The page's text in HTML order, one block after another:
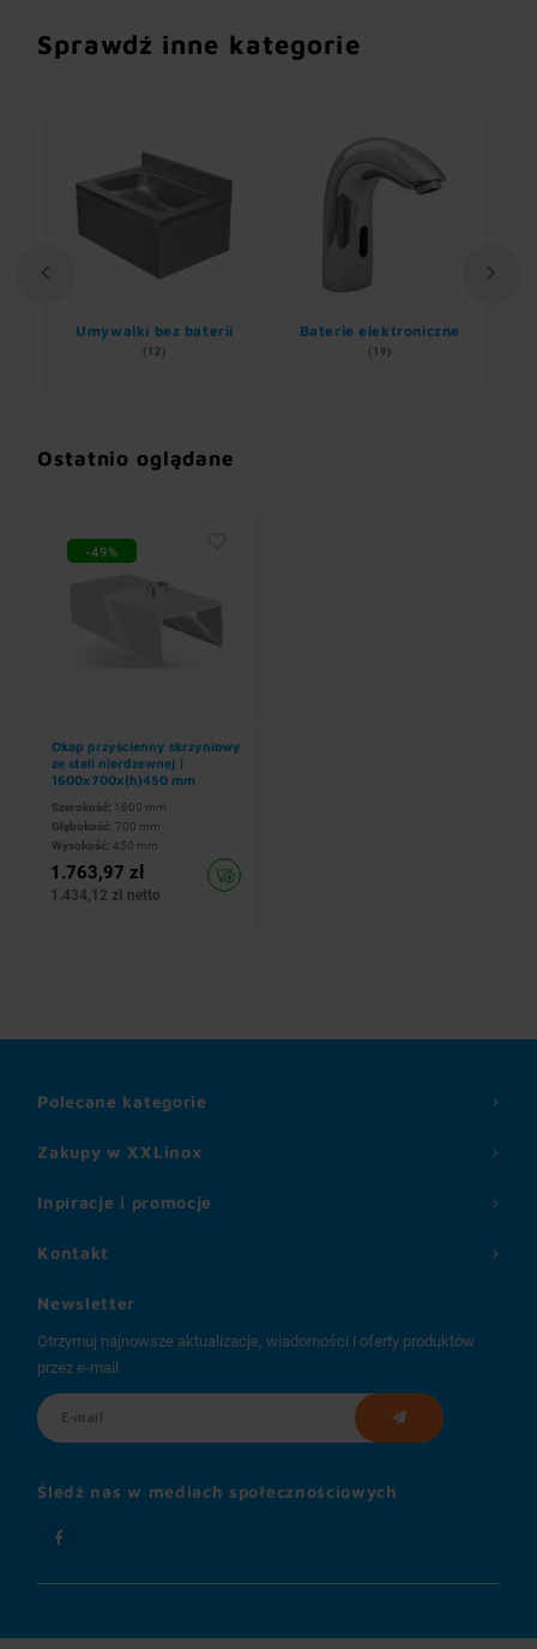
Sprawdź inne kategorie
Umywalki bez baterii
(12)
Baterie elektroniczne
(19)
Ostatnio oglądane
-49%
Okap przyścienny skrzyniowy
ze stali nierdzewnej |
1600x700x(h)450 mm
Szerokość: 1600 mm
Głębokość: 700 mm
Wysokość: 450 mm
1.763,97 zł
1.434,12 zł netto
Zakupy w XXLinox
Inpiracje i promocje
Polecane kategorie
Kontakt
Newsletter
Otrzymuj najnowsze aktualizacje, wiadomości i oferty produktów
przez e-mail
Śledź nas w mediach społecznościowych